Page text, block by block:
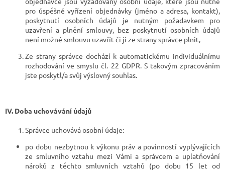
pro úspěšné vyřízení objednávky (jméno a adresa, kontakt),
poskytnutí osobních údajů je nutným požadavkem pro
uzavření a plnění smlouvy, bez poskytnutí osobních údajů
není možné smlouvu uzavřít či jí ze strany správce plnit,
Ze strany správce dochází k automatickému individuálnímu
rozhodování ve smyslu čl. 22 GDPR. S takovým zpracováním
jste poskytl/a svůj výslovný souhlas.
IV. Doba uchovávání údajů
Správce uchovává osobní údaje:
po dobu nezbytnou k výkonu práv a povinností vyplývajících
ze smluvního vztahu mezi Vámi a správcem a uplatňování
nároků z těchto smluvních vztahů (po dobu 15 let od